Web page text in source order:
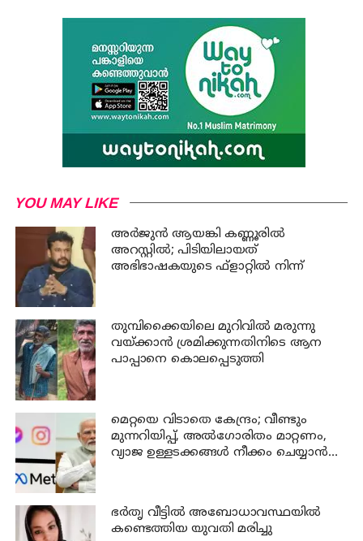
YOU MAY LIKE
അര്‍ജുന്‍ ആയങ്കി കണ്ണൂരില്‍
അറസ്റ്റില്‍; പിടിയിലായത്
അഭിഭാഷകയുടെ ഫ്‌ളാറ്റില്‍ നിന്ന്
തുമ്പിക്കൈയിലെ മുറിവില്‍ മരുന്നു
വയ്ക്കാന്‍ ശ്രമിക്കുന്നതിനിടെ ആന
പാപ്പാനെ കൊലപ്പെടുത്തി
മെറ്റയെ വിടാതെ കേന്ദ്രം; വീണ്ടും
മുന്നറിയിപ്പ്, അൽഗോരിതം മാറ്റണം,
വ്യാജ ഉള്ളടക്കങ്ങൾ നീക്കം ചെയ്യാൻ
ഭര്‍തൃ വീട്ടില്‍ അബോധാവസ്ഥയില്‍
കണ്ടെത്തിയ യുവതി മരിച്ചു